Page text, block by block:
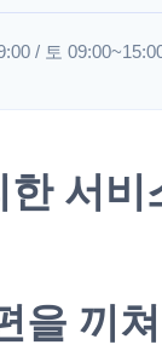
/ 토
서
을 끼